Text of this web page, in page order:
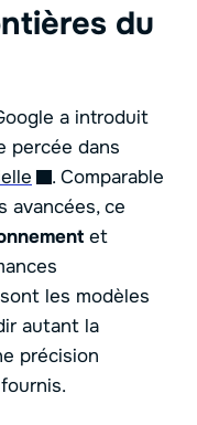
du
a introduit
percée dans
. Comparable
avancées, ce
et
les modèles
autant la
précision